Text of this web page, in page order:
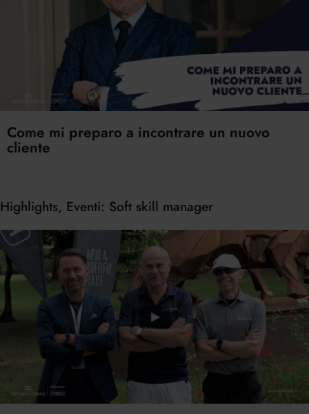
Come mi preparo a incontrare un nuovo
cliente
Highlights, Eventi: Soft skill manager